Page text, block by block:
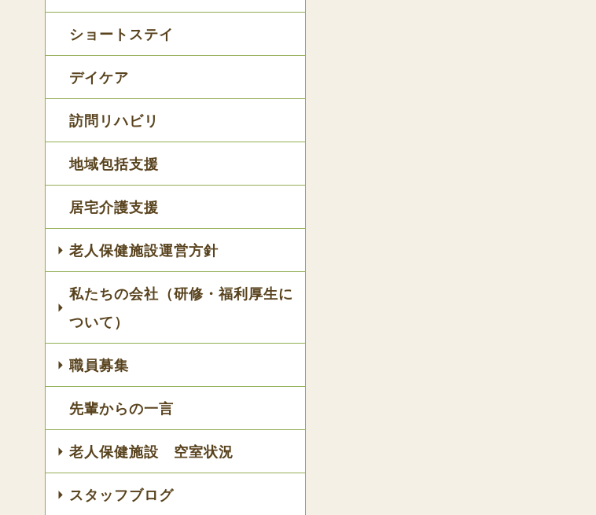
ショートステイ
デイケア
訪問リハビリ
地域包括支援
居宅介護支援
老人保健施設運営方針
私たちの会社（研修・福利厚生に
ついて）
職員募集
先輩からの一言
老人保健施設 空室状況
スタッフブログ